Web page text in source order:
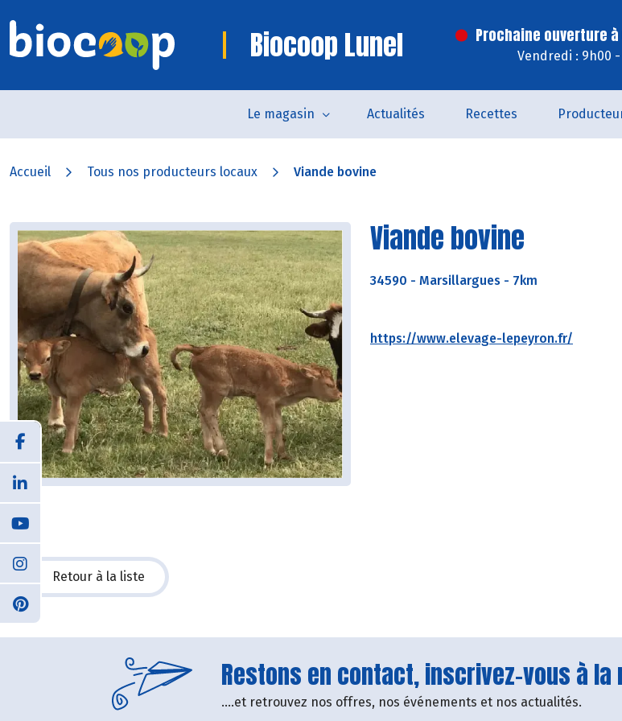
Biocoop Lunel Prochaine ouverture
Vendredi : 9h00 -
Le magasin Actualités Recettes
Accueil Tous nos producteurs locaux Viande bovine
Viande bovine
34590 - Marsillargues - 7km
https://www.elevage-lepeyron.fr/
Retour à la liste
Restons en contact, inscrivez-vous à
....et retrouvez nos offres, nos événements et nos actualités.